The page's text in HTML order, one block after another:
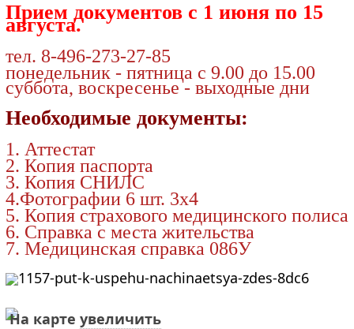
Прием документов с 1 июня по 15
августа.
тел. 8-496-273-27-85
понедельник - пятница с 9.00 до 15.00
суббота, воскресенье - выходные дни
Необходимые документы:
1. Аттестат
2. Копия паспорта
3. Копия СНИЛС
4.Фотографии 6 шт. 3х4
5. Копия страхового медицинского полиса
6. Справка с места жительства
7. Медицинская справка 086У
На карте увеличить